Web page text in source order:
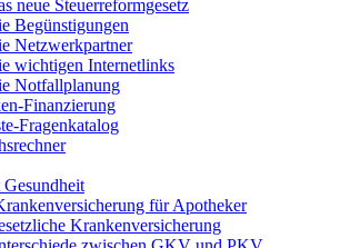
neue Steuerreformgesetz
Begünstigungen
Netzwerkpartner
wichtigen Internetlinks
Notfallplanung
Finanzierung
Fragenkatalog
für Apotheker
Krankenversicherung